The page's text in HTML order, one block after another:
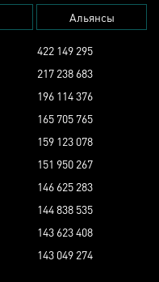
Альянсы
422 149 295
217 238 683
196 114 376
165 705 765
159 123 078
151 950 267
146 625 283
144 838 535
143 623 408
143 049 274